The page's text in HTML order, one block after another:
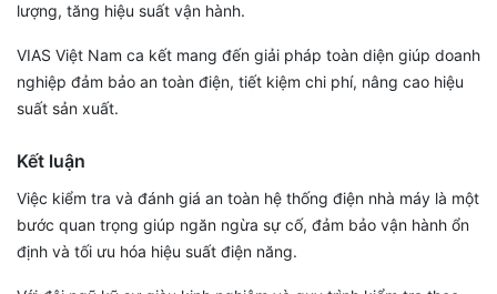
lượng, tăng hiệu suất vận hành.
VIAS Việt Nam ca kết mang đến giải pháp toàn diện giúp doanh
nghiệp đảm bảo an toàn điện, tiết kiệm chi phí, nâng cao hiệu
suất sản xuất.
Kết luận
Việc kiểm tra và đánh giá an toàn hệ thống điện nhà máy là một
bước quan trọng giúp ngăn ngừa sự cố, đảm bảo vận hành ổn
định và tối ưu hóa hiệu suất điện năng.